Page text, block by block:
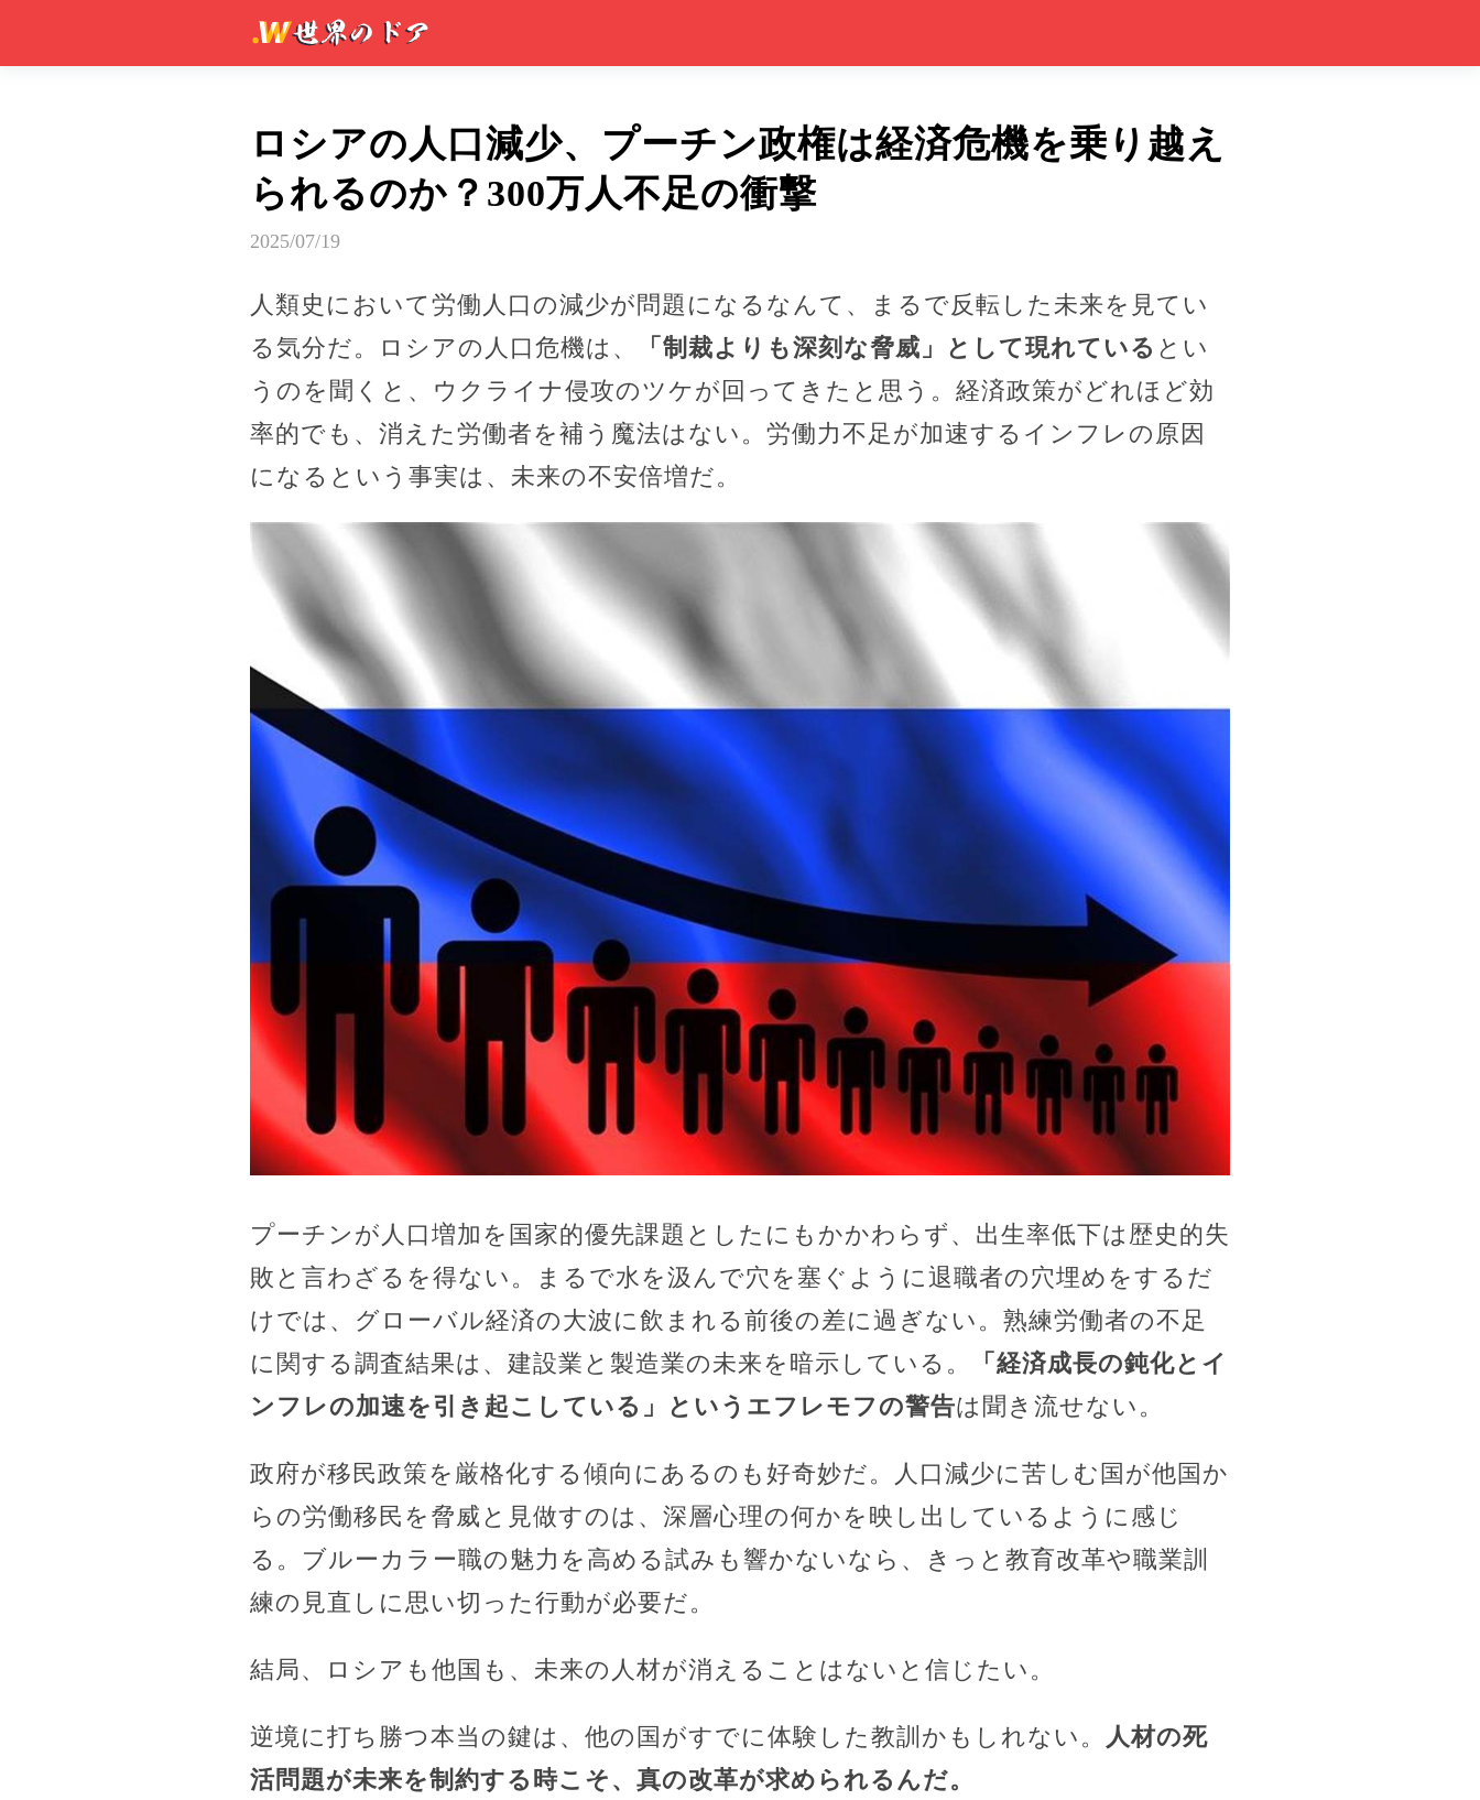
ロシアの人口減少、プーチン政権は経済危機を乗り越え
られるのか？300万人不足の衝撃
2025/07/19
人類史において労働人口の減少が問題になるなんて、まるで反転した未来を見てい
る気分だ。ロシアの人口危機は、
「制裁よりも深刻な脅威」として現れている とい
うのを聞くと、ウクライナ侵攻のツケが回ってきたと思う。経済政策がどれほど効
率的でも、消えた労働者を補う魔法はない。労働力不足が加速するインフレの原因
になるという事実は、未来の不安倍増だ。
プーチンが人口増加を国家的優先課題としたにもかかわらず、出生率低下は歴史的失
敗と言わざるを得ない。まるで水を汲んで穴を塞ぐように退職者の穴埋めをするだ
けでは、グローバル経済の大波に飲まれる前後の差に過ぎない。熟練労働者の不足
に関する調査結果は、建設業と製造業の未来を暗示している。
「経済成長の鈍化とイ
ンフレの加速を引き起こしている」というエフレモフの警告は聞き流せない。
政府が移民政策を厳格化する傾向にあるのも好奇妙だ。人口減少に苦しむ国が他国か
らの労働移民を脅威と見做すのは、深層心理の何かを映し出しているように感じ
る。ブルーカラー職の魅力を高める試みも響かないなら、きっと教育改革や職業訓
練の見直しに思い切った行動が必要だ。
結局、ロシアも他国も、未来の人材が消えることはないと信じたい。
逆境に打ち勝つ本当の鍵は、他の国がすでに体験した教訓かもしれない。 人材の死
活問題が未来を制約する時こそ、真の改革が求められるんだ。